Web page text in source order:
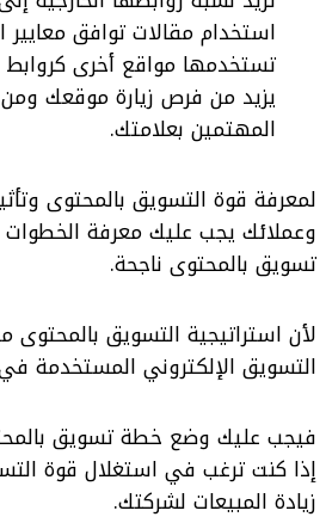
تستخدمها مواقع أخرى كروابط
يزيد من فرص زيارة موقعك ومن
المهتمين بعلامتك.
لمعرفة قوة التسويق بالمحتوى
وعملائك يجب عليك معرفة
تسويق بالمحتوى ناجحة.
لأن استراتيجية التسويق
التسويق الإلكتروني المستخدمة
فيجب عليك وضع خطة تسويق
إذا كنت ترغب في استغلال قوة
زيادة المبيعات لشركتك.